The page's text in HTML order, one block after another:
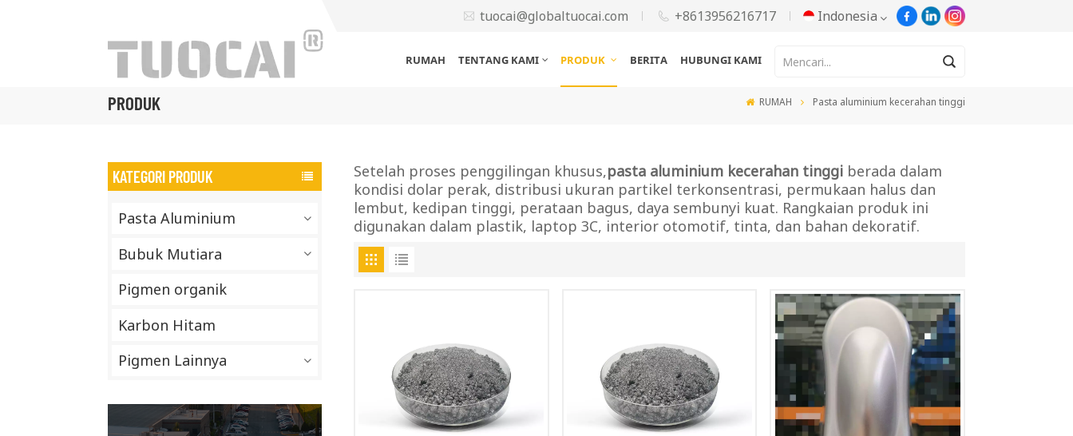
tuocai@globaltuocai.com +8613956216717 Indonesia
Português
한국어
Tiếng Việt
بالعربية
中文
Indonesia
RUMAH TENTANG KAMI PRODUK BERITA HUBUNGI KAMI
PRODUK RUMAH Pasta aluminium kecerahan tinggi
KATEGORI PRODUK
Pasta Aluminium
Bubuk Mutiara
Pigmen organik
Karbon Hitam
Pigmen Lainnya
Setelah proses penggilingan khusus,pasta aluminium kecerahan tinggiberada dalam
kondisi dolar perak, distribusi ukuran partikel terkonsentrasi, permukaan halus dan
lembut, kedipan tinggi, perataan bagus, daya sembunyi kuat. Rangkaian produk ini
digunakan dalam plastik, laptop 3C, interior otomotif, tinta, dan bahan dekoratif.